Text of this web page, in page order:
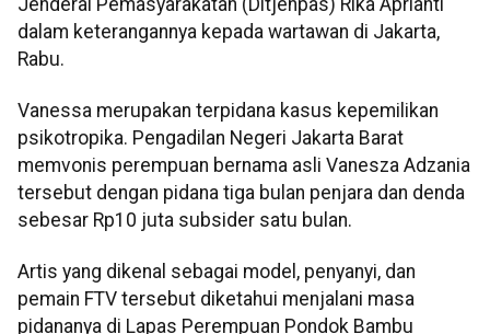
dalam keterangannya kepada wartawan di Jakarta,
Rabu.
Vanessa merupakan terpidana kasus kepemilikan
psikotropika. Pengadilan Negeri Jakarta Barat
memvonis perempuan bernama asli Vanesza Adzania
tersebut dengan pidana tiga bulan penjara dan denda
sebesar Rp10 juta subsider satu bulan.
Artis yang dikenal sebagai model, penyanyi, dan
pemain FTV tersebut diketahui menjalani masa
pidananya di Lapas Perempuan Pondok Bambu